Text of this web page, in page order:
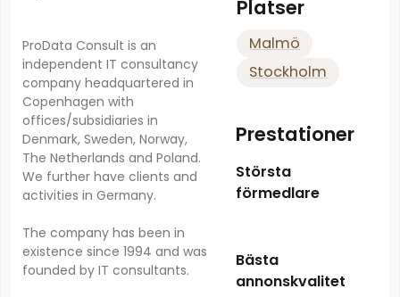
ProData Consult is an
independent IT consultancy
company headquartered in
Copenhagen with
offices/subsidiaries in
Denmark, Sweden, Norway,
The Netherlands and Poland.
We further have clients and
activities in Germany.
The company has been in
existence since 1994 and was
founded by IT consultants.
Platser
Malmö
Stockholm
Prestationer
Största
förmedlare
Bästa
annonskvalitet